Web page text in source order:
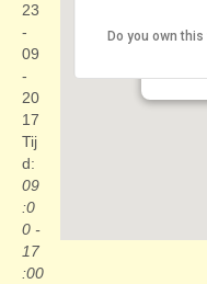
Do you own
23
-
09
-
20
17
Tij
d:
09
:0
0 -
17
:00